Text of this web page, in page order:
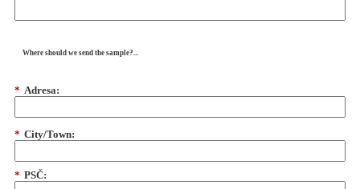
Where should we send the sample?...
* Adresa:
* City/Town:
* PSČ: